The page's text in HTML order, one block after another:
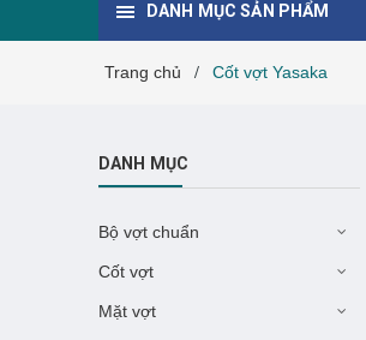
DANH MỤC SẢN PHẨM
Trang chủ / Cốt vợt Yasaka
DANH MỤC
Bộ vợt chuẩn
Cốt vợt
Mặt vợt